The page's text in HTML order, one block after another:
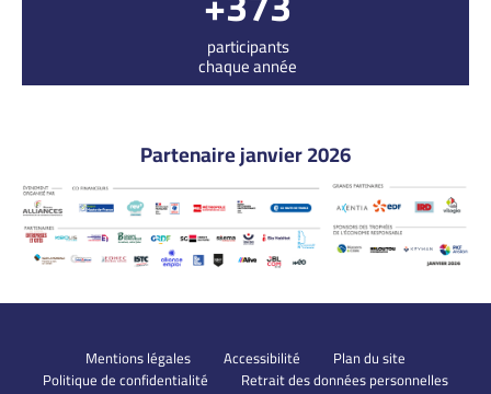
participants
chaque année
Partenaire janvier 2026
Mentions légales Accessibilité
Plan du site
Politique de confidentialité
Retrait des données personnelles